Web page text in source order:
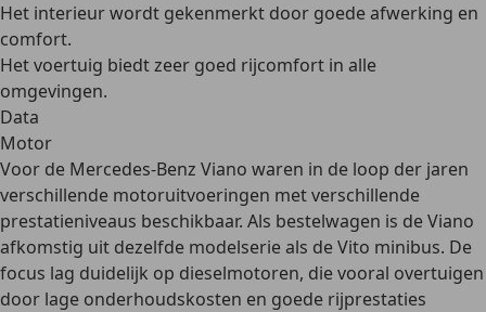
Het interieur wordt gekenmerkt door goede afwerking en
comfort.
Het voertuig biedt zeer goed rijcomfort in alle
omgevingen.
Data
Motor
Voor de Mercedes-Benz Viano waren in de loop der jaren
verschillende motoruitvoeringen met verschillende
prestatieniveaus beschikbaar. Als bestelwagen is de Viano
afkomstig uit dezelfde modelserie als de Vito minibus. De
focus lag duidelijk op dieselmotoren, die vooral overtuigen
door lage onderhoudskosten en goede rijprestaties